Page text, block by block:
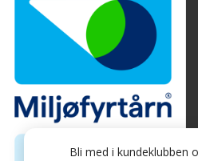
Bli med i kundeklubben